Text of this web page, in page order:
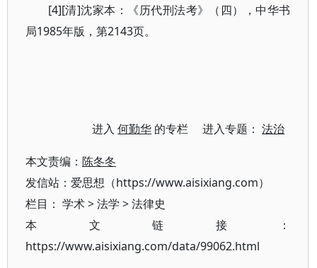
[4][清]沈家本：《历代刑法考》（四），中华书
局1985年版，第2143页。
进入何勤华 的专栏 进入专题：法治
本文责编： 陈冬冬
发信站：爱思想（https://www.aisixiang.com）
栏目： 学术>法学 >法律史
本文链接：
https://www.aisixiang.com/data/99062.html